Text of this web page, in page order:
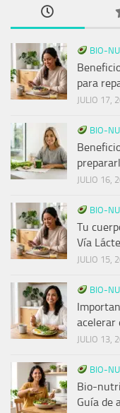
BIO-
para
JULIO 17,
BIO-
JULIO 16,
BIO-
Tu
Vía
JULIO 15,
BIO-
acelerar
JULIO 13,
BIO-
Bio-
Guía de